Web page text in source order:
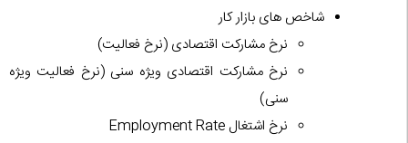
شاخص های بازار کار
نرخ مشارکت اقتصادی (نرخ فعالیت)
نرخ مشارکت اقتصادی ویژه سنی (نرخ فعالیت ویژه
سنی)
نرخ اشتغال Employment Rate